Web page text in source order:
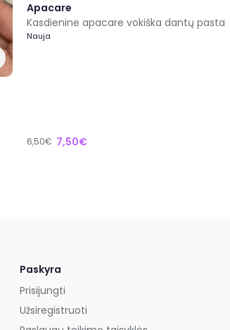
Apacare
Kasdienine apacare vokiška dantų pasta
Nauja
6,50€ 7,50€
Paskyra
Prisijungti
Užsiregistruoti